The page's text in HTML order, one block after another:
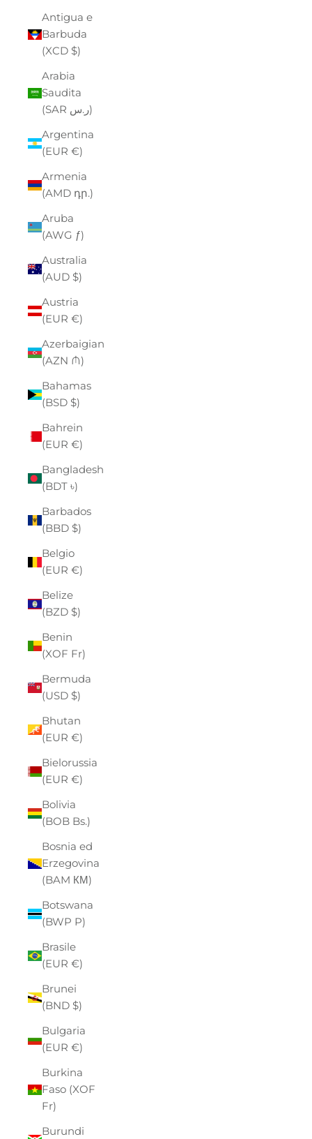
Antigua e
Barbuda
(XCD $)
Arabia
Saudita
(SAR ر.س)
Argentina
(EUR €)
Armenia
(AMD դր.)
Aruba
(AWG ƒ)
Australia
(AUD $)
Austria
(EUR €)
Azerbaigian
(AZN ₼)
Bahamas
(BSD $)
Bahrein
(EUR €)
Bangladesh
(BDT ৳)
Barbados
(BBD $)
Belgio
(EUR €)
Belize
(BZD $)
Benin
(XOF Fr)
Bermuda
(USD $)
Bhutan
(EUR €)
Bielorussia
(EUR €)
Bolivia
(BOB Bs.)
Bosnia ed
Erzegovina
(BAM КМ)
Botswana
(BWP P)
Brasile
(EUR €)
Brunei
(BND $)
Bulgaria
(EUR €)
Burkina
Faso (XOF
Fr)
Burundi